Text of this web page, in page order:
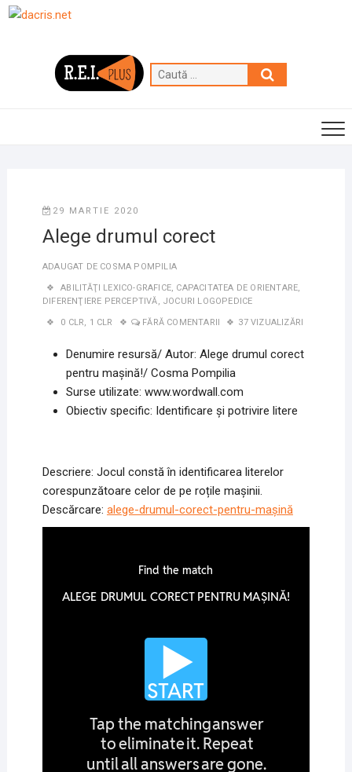
Skip
Caută
…
29 MARTIE 2020
Alege drumul corect
ADAUGAT DE COSMA POMPILIA
ABILITĂŢI LEXICO-GRAFICE, CAPACITATEA DE ORIENTARE,
DIFERENŢIERE PERCEPTIVĂ, JOCURI LOGOPEDICE
0 CLR, 1 CLR FĂRĂ COMENTARII 37 VIZUALIZĂRI
Denumire resursă/ Autor: Alege drumul corect
pentru mașină!/ Cosma Pompilia
Surse utilizate: www.wordwall.com
Obiectiv specific: Identificare și potrivire litere
Descriere: Jocul constă în identificarea literelor
corespunzătoare celor de pe roțile mașinii.
Descărcare: alege-drumul-corect-pentru-mașină